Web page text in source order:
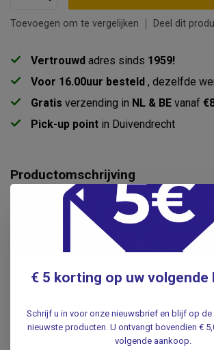
Toevoegen om te vergelijken Deel dit
Vertrouwd adres sinds 1959!
Voor 16.00uur besteld , dezelfde
Gratis verzending in NL & BE vanaf
Pick-up point in Duivendrecht
Productomschrijving
Specificaties
BAUERFEIND
Bauerfeind LumboTrain®
€ 5 korting op uw volgende
Schrijf u in voor onze nieuwsbrief en blijf op
nieuwste producten. U ontvangt bovendien €
volgende aankoop.